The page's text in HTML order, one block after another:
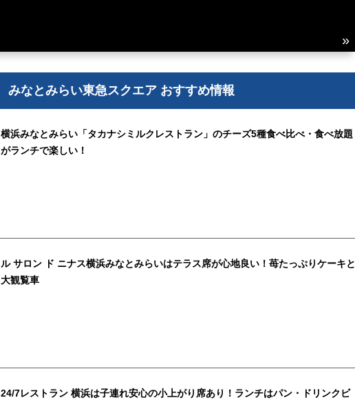
みなとみらい東急スクエア おすすめ情報
横浜みなとみらい「タカナシミルクレストラン」のチーズ5種食べ比べ・食べ放題
がランチで楽しい！
ル サロン ド ニナス横浜みなとみらいはテラス席が心地良い！苺たっぷりケーキと
大観覧車
24/7レストラン 横浜は子連れ安心の小上がり席あり！ランチはパン・ドリンクビ